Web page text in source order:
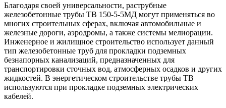
Благодаря своей универсальности, раструбные
железобетонные трубы ТВ 150-5-5МД могут применяться во
многих строительных сферах, включая автомобильные и
железные дороги, аэродромы, а также системы мелиорации.
Инженерное и жилищное строительство использует данный
тип железобетонные труб для прокладки подземных
безнапорных канализаций, предназначенных для
транспортировки сточных вод, атмосферных осадков и других
жидкостей. В энергетическом строительстве трубы ТВ
используются при прокладке подземных электрических
кабелей.